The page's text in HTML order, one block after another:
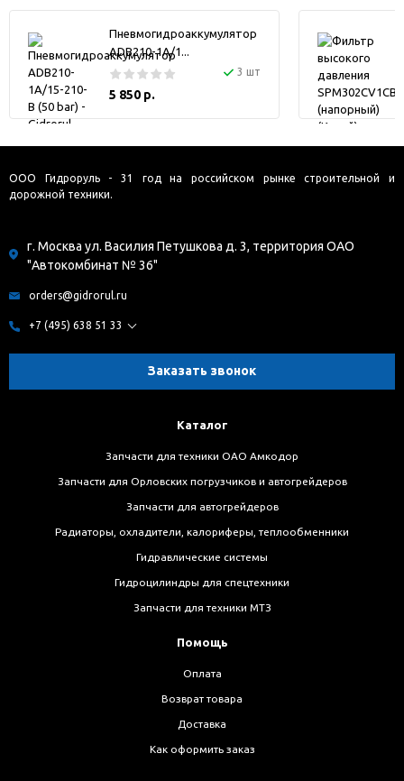
Пневмогидроаккумулятор
ADB210-1A/1...
3 шт
5 850 р.
ООО Гидроруль - 31 год на российском рынке строительной и
дорожной техники.
г. Москва ул. Василия Петушкова д. 3, территория ОАО
"Автокомбинат № 36"
orders@gidrorul.ru
+7 (495) 638 51 33
Заказать звонок
Каталог
Запчасти для техники ОАО Амкодор
Запчасти для Орловских погрузчиков и автогрейдеров
Запчасти для автогрейдеров
Радиаторы, охладители, калориферы, теплообменники
Гидравлические системы
Гидроцилиндры для спецтехники
Запчасти для техники МТЗ
Помощь
Оплата
Возврат товара
Доставка
Как оформить заказ